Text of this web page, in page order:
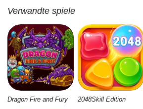
Verwandte spiele
Dragon Fire and Fury 2048Skill Edition